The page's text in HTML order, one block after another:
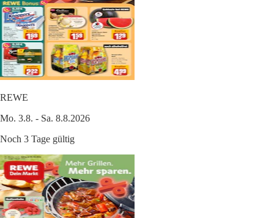
REWE
Mo. 3.8. - Sa. 8.8.2026
Noch 3 Tage gültig